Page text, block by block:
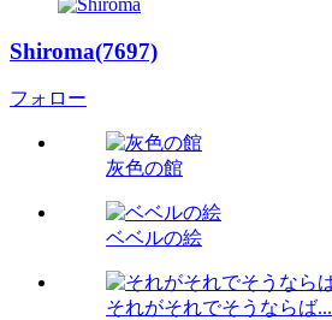
Shiroma(7697)
フォロー
灰色の館
ベベルの絵
それがそれでそうならば...